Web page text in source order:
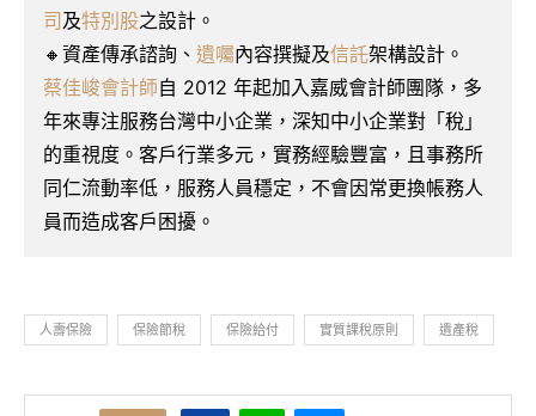
司及特別股之設計。
🔸資產傳承諮詢、 遺囑內容撰擬及信託架構設計。
蔡佳峻會計師自 2012 年起加入嘉威會計師團隊，多
年來專注服務台灣中小企業，深知中小企業對「稅」
的重視度。客戶行業多元，實務經驗豐富，且事務所
同仁流動率低，服務人員穩定，不會因常更換帳務人
員而造成客戶困擾。
人壽保險 保險節稅 保險給付 實質課稅原則 遺產稅